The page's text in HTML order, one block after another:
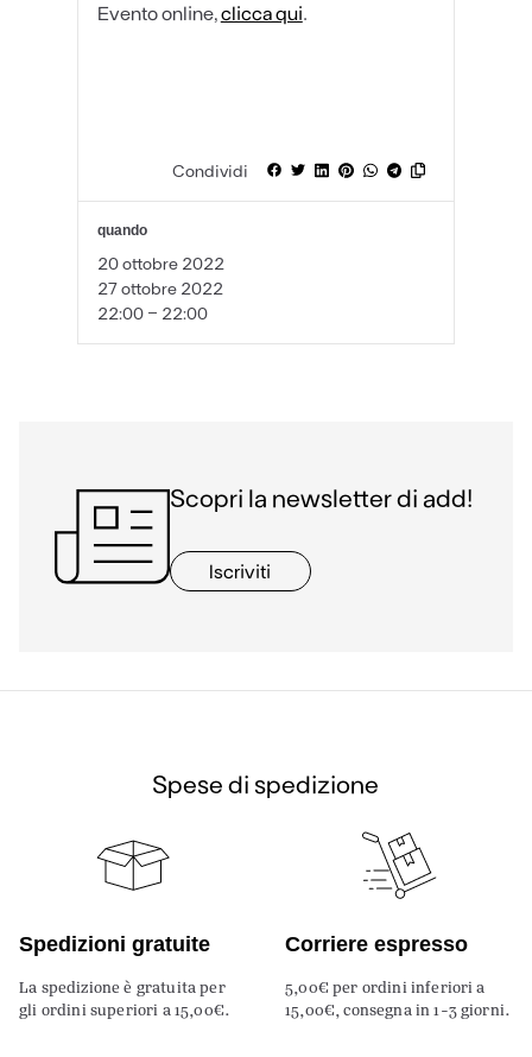
Evento online,clicca qui.
Condividi
quando
20 ottobre 2022
27 ottobre 2022
22:00 - 22:00
Scopri la newsletter di add!
Iscriviti
Spese di spedizione
Spedizioni gratuite
La spedizione è gratuita per
gli ordini superiori a 15,00€.
Corriere espresso
5,00€ per ordini inferiori a
15,00€, consegna in 1-3 giorni.